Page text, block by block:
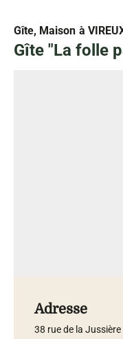
Gîte, Maison à
Gîte "La folle
Adresse
38 rue de la Jussière